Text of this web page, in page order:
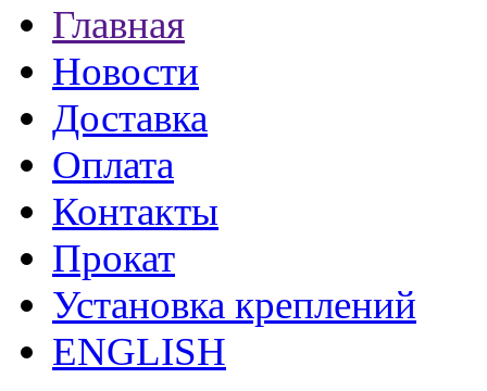
Главная
Новости
Доставка
Оплата
Контакты
Прокат
Установка креплений
ENGLISH